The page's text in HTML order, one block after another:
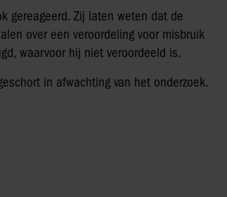
gereageerd. Zij laten weten dat de
over een veroordeling voor misbruik
waarvoor hij niet veroordeeld is.
in afwachting van het onderzoek.